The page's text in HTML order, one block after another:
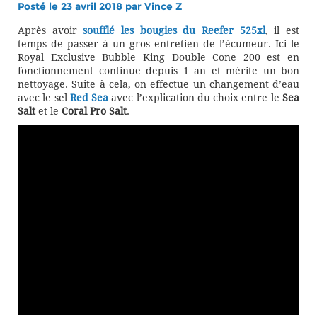
Posté le 23 avril 2018 par Vince Z
Après avoirsoufflé les bougies du Reefer 525xl, il est
temps de passer à un gros entretien de l’écumeur. Ici le
Royal Exclusive Bubble King Double Cone 200 est en
fonctionnement continue depuis 1 an et mérite un bon
nettoyage. Suite à cela, on effectue un changement d’eau
avec le sel Red Sea avec l’explication du choix entre leSea
Saltet le Coral Pro Salt.